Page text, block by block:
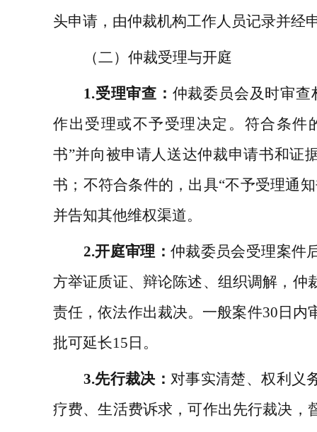
头申请，由仲裁机构工作人员记录并经
（二）仲裁受理与开庭
1.受理审查： 仲裁委员会及时审查
作出受理或不予受理决定。符合条件
书”并向被申请人送达仲裁申请书和证
书；不符合条件的，出具“不予受理通
并告知其他维权渠道。
2.开庭审理：仲裁委员会受理案件
方举证质证、辩论陈述、组织调解， 仲
责任，依法作出裁决。一般案件30 日内
批可延长15 日。
3.先行裁决： 对事实清楚、权利义
疗费、生活费诉求，可作出先行裁决，